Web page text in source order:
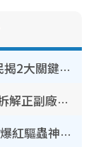
裝修拆鐵閘隨時變賊人目標？網民揭2大關鍵用途：裝新式等於白裝？附新舊鐵閘分別
網傳公院改用內地/副廠藥？醫生拆解正副廠分別 揭4類人換藥隨時出事
怕蟲人士夏日救星！日本3COINS爆紅驅蟲神器$45起 1招「全程免觸碰」輕鬆搞定小強